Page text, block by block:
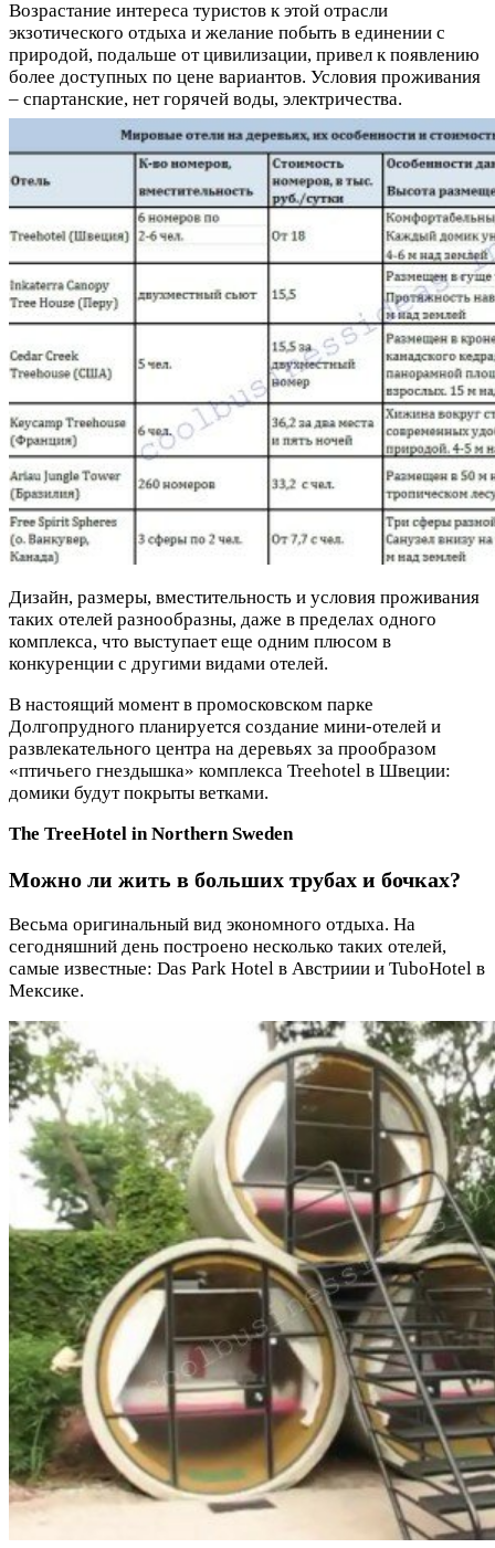
Возрастание интереса туристов к этой отрасли
экзотического отдыха и желание побыть в единении с
природой, подальше от цивилизации, привел к появлению
более доступных по цене вариантов. Условия проживания
– спартанские, нет горячей воды, электричества.
Дизайн, размеры, вместительность и условия проживания
таких отелей разнообразны, даже в пределах одного
комплекса, что выступает еще одним плюсом в
конкуренции с другими видами отелей.
В настоящий момент в промосковском парке
Долгопрудного планируется создание мини-отелей и
развлекательного центра на деревьях за прообразом
«птичьего гнездышка» комплекса Treehotel в Швеции:
домики будут покрыты ветками.
The TreeHotel in Northern Sweden
Можно ли жить в больших трубах и бочках?
Весьма оригинальный вид экономного отдыха. На
сегодняшний день построено несколько таких отелей,
самые известные: Das Park Hotel в Австриии и TuboHotel в
Мексике.